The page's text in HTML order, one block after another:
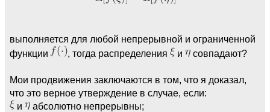
выполняется для любой непрерывной и ограниченной
функции
, тогда распределения и совпадают?
Мои продвижения заключаются в том, что я доказал,
что это верное утверждение в случае, если:
и
абсолютно непрерывны;